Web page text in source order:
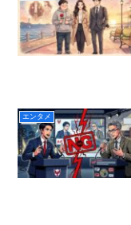
エンタメ